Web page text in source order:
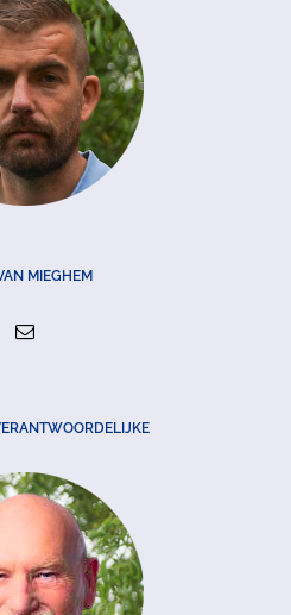
MIEGHEM